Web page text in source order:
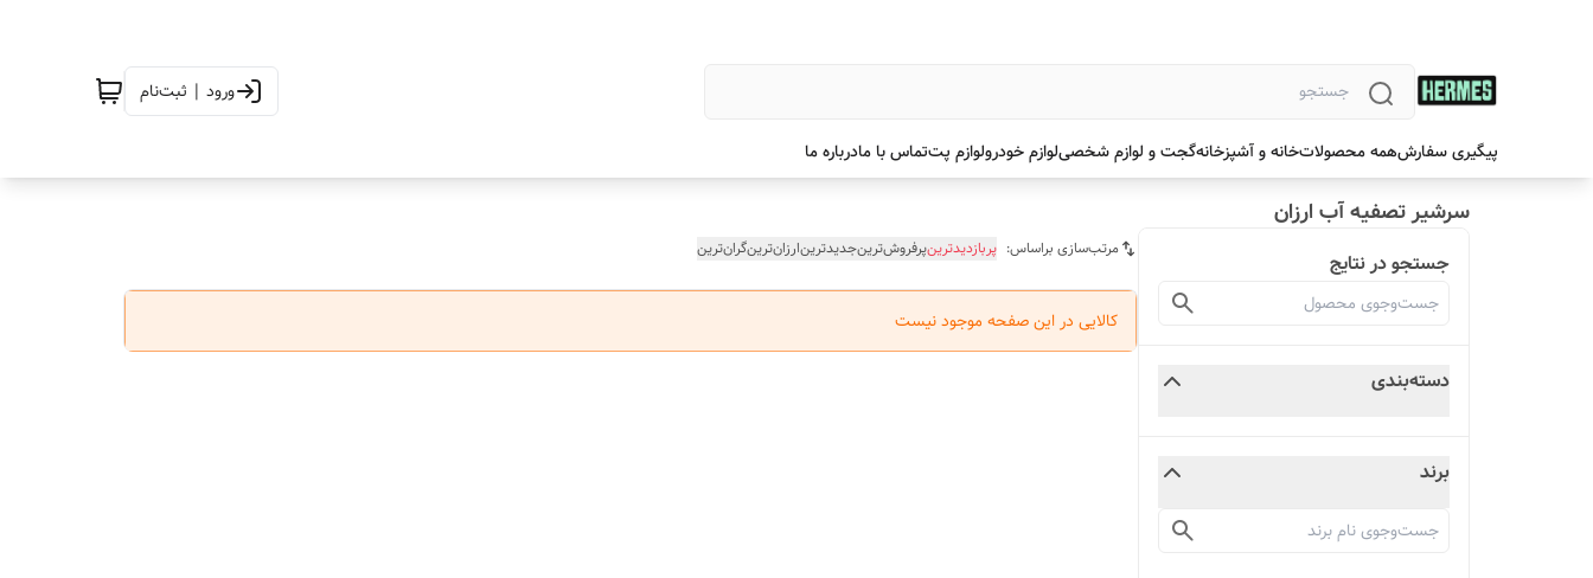
ورود | ثبت‌نام
پیگیری سفارشهمه محصولاتخانه و آشپزخانهگجت و لوازم شخصیلوازم خودرولوازم پتتماس با مادرباره ما
سرشیر تصفیه آب ارزان
جستجو در نتایج
دسته‌بندی
برند
مرتب‌سازی براساس: پربازدیدترینپرفروش‌ترینجدیدترینارزان‌ترینگران‌ترین
کالایی در این صفحه موجود نیست